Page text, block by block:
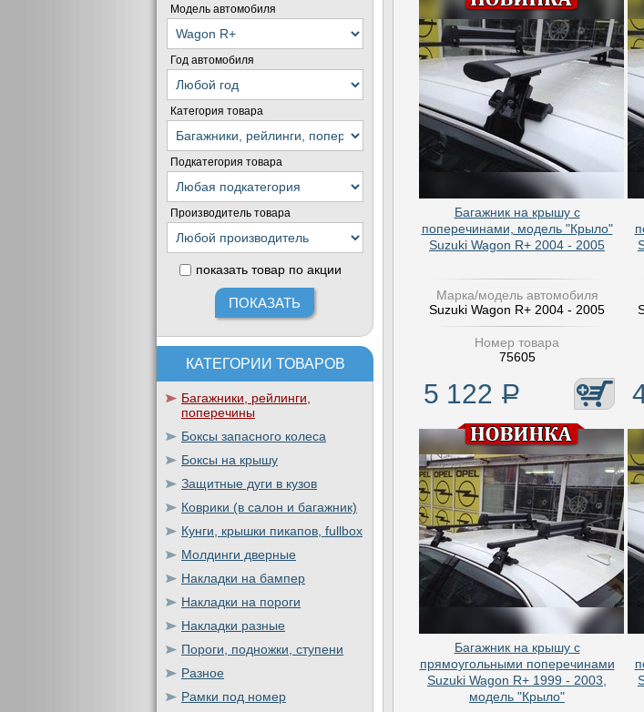
Модель автомобиля
Год автомобиля
Категория товара
Подкатегория товара
Производитель товара
показать товар по акции
КАТЕГОРИИ ТОВАРОВ
Багажники, рейлинги,
поперечины
Боксы запасного колеса
Боксы на крышу
Защитные дуги в кузов
Коврики (в салон и багажник)
Кунги, крышки пикапов, fullbox
Молдинги дверные
Накладки на бампер
Накладки на пороги
Накладки разные
Пороги, подножки, ступени
Разное
Рамки под номер
Багажник на крышу с
поперечинами, модель "Крыло"
Suzuki Wagon R+ 2004 - 2005
Марка/модель автомобиля
Suzuki Wagon R+ 2004 - 2005
Номер товара
75605
5 122 Р
Багажник на крышу с
прямоугольными поперечинами
Suzuki Wagon R+ 1999 - 2003,
модель "Крыло"